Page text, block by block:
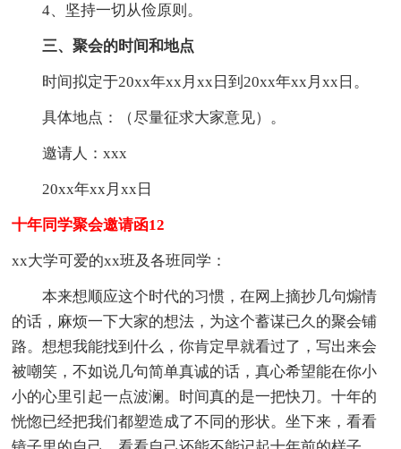
4、坚持一切从俭原则。
三、聚会的时间和地点
时间拟定于20xx年xx月xx日到20xx年xx月xx日。
具体地点：（尽量征求大家意见）。
邀请人：xxx
20xx年xx月xx日
十年同学聚会邀请函12
xx大学可爱的xx班及各班同学：
本来想顺应这个时代的习惯，在网上摘抄几句煽情
的话，麻烦一下大家的想法，为这个蓄谋已久的聚会铺
路。想想我能找到什么，你肯定早就看过了，写出来会
被嘲笑，不如说几句简单真诚的话，真心希望能在你小
小的心里引起一点波澜。时间真的是一把快刀。十年的
恍惚已经把我们都塑造成了不同的形状。坐下来，看看